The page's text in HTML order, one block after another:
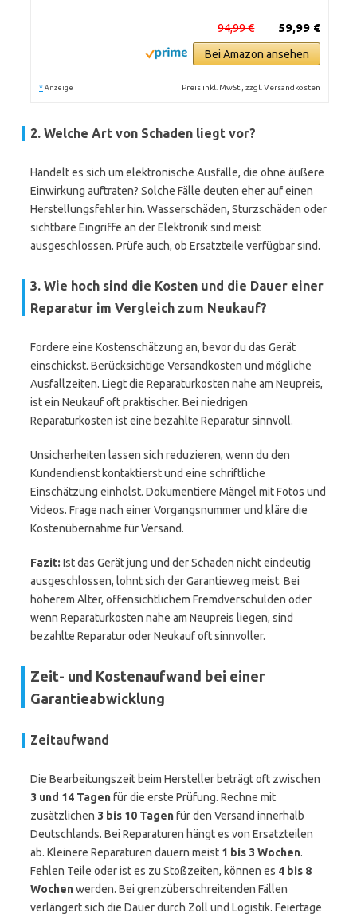
59,99 €
94,99 €
Bei Amazon ansehen
* Anzeige Preis inkl. MwSt., zzgl. Versandkosten
2. Welche Art von Schaden liegt vor?
Handelt es sich um elektronische Ausfälle, die ohne äußere
Einwirkung auftraten? Solche Fälle deuten eher auf einen
Herstellungsfehler hin. Wasserschäden, Sturzschäden oder
sichtbare Eingriffe an der Elektronik sind meist
ausgeschlossen. Prüfe auch, ob Ersatzteile verfügbar sind.
3. Wie hoch sind die Kosten und die Dauer einer
Reparatur im Vergleich zum Neukauf?
Fordere eine Kostenschätzung an, bevor du das Gerät
einschickst. Berücksichtige Versandkosten und mögliche
Ausfallzeiten. Liegt die Reparaturkosten nahe am Neupreis,
ist ein Neukauf oft praktischer. Bei niedrigen
Reparaturkosten ist eine bezahlte Reparatur sinnvoll.
Unsicherheiten lassen sich reduzieren, wenn du den
Kundendienst kontaktierst und eine schriftliche
Einschätzung einholst. Dokumentiere Mängel mit Fotos und
Videos. Frage nach einer Vorgangsnummer und kläre die
Kostenübernahme für Versand.
Fazit: Ist das Gerät jung und der Schaden nicht eindeutig
ausgeschlossen, lohnt sich der Garantieweg meist. Bei
höherem Alter, offensichtlichem Fremdverschulden oder
wenn Reparaturkosten nahe am Neupreis liegen, sind
bezahlte Reparatur oder Neukauf oft sinnvoller.
Zeit- und Kostenaufwand bei einer
Garantieabwicklung
Zeitaufwand
Die Bearbeitungszeit beim Hersteller beträgt oft zwischen
3 und 14 Tagenfür die erste Prüfung. Rechne mit
zusätzlichen 3 bis 10 Tagenfür den Versand innerhalb
Deutschlands. Bei Reparaturen hängt es von Ersatzteilen
ab. Kleinere Reparaturen dauern meist 1 bis 3 Wochen.
Fehlen Teile oder ist es zu Stoßzeiten, können es 4 bis 8
Wochenwerden. Bei grenzüberschreitenden Fällen
verlängert sich die Dauer durch Zoll und Logistik. Feiertage